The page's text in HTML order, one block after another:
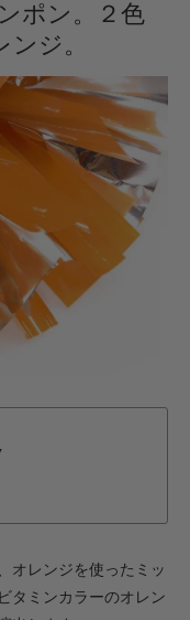
上】ｸﾞﾘｯﾌﾟ大
)
込)
ト仕上】ｸﾞﾘｯﾌﾟ大
上】ｸﾞﾘｯﾌﾟ小
)
仕上】ｸﾞﾘｯﾌﾟ大
)
仕上】ｸﾞﾘｯﾌﾟ小
)
ト仕上】ｸﾞﾘｯﾌﾟ大
上】ｸﾞﾘｯﾌﾟ大
込)
ト仕上】ｸﾞﾘｯﾌﾟ大
込)
ポン。２色
ジ。
オレンジを使ったミッ
タミンカラーのオレン